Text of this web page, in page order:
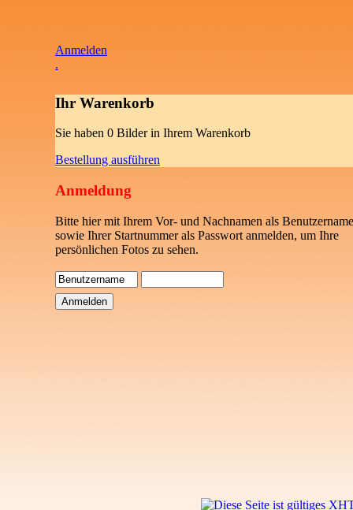
Anmelden
.
Ihr Warenkorb
Sie haben 0 Bilder in Ihrem Warenkorb
Bestellung ausführen
Anmeldung
Bitte hier mit Ihrem Vor- und Nachnamen als
sowie Ihrer Startnummer als Passwort anmelden, um Ihre
persönlichen Fotos zu sehen.